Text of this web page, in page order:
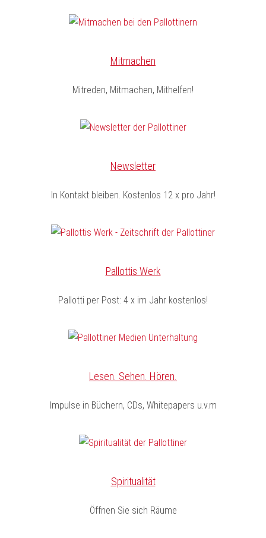
Mitmachen
Mitreden, Mitmachen, Mithelfen!
Newsletter
In Kontakt bleiben. Kostenlos 12 x pro Jahr!
Pallottis Werk
Pallotti per Post: 4 x im Jahr kostenlos!
Lesen. Sehen. Hören.
Impulse in Büchern, CDs, Whitepapers u.v.m
Spiritualität
Öffnen Sie sich Räume